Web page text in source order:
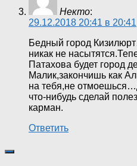
Некто:
29.12.2018 20:41 в 20:41
Бедный город
никак не
Патахова будет город
Малик,закончишь как
на тебя,не
что-нибудь сделай
карман.
Ответить